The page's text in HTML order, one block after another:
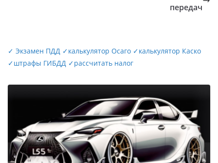
передач
✓ Экзамен ПДД ✓калькулятор Осаго ✓калькулятор Каско
✓штрафы ГИБДД ✓рассчитать налог